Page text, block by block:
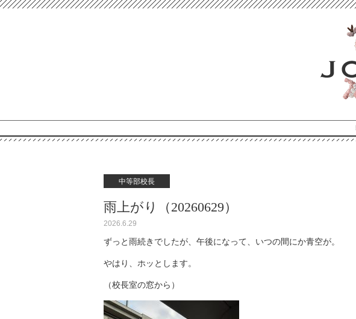
中等部校長
雨上がり（20260629）
2026.6.29
ずっと雨続きでしたが、午後になって、いつの間にか青空が。
やはり、ホッとします。
（校長室の窓から）